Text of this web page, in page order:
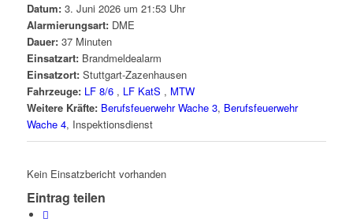
Datum:3. Juni 2026 um 21:53 Uhr
Alarmierungsart:DME
Dauer:37 Minuten
Einsatzart:Brandmeldealarm
Einsatzort:Stuttgart-Zazenhausen
Fahrzeuge: LF 8/6 , LF KatS , MTW
Weitere Kräfte: Berufsfeuerwehr Wache 3, Berufsfeuerwehr
Wache 4, Inspektionsdienst
Kein Einsatzbericht vorhanden
Eintrag teilen